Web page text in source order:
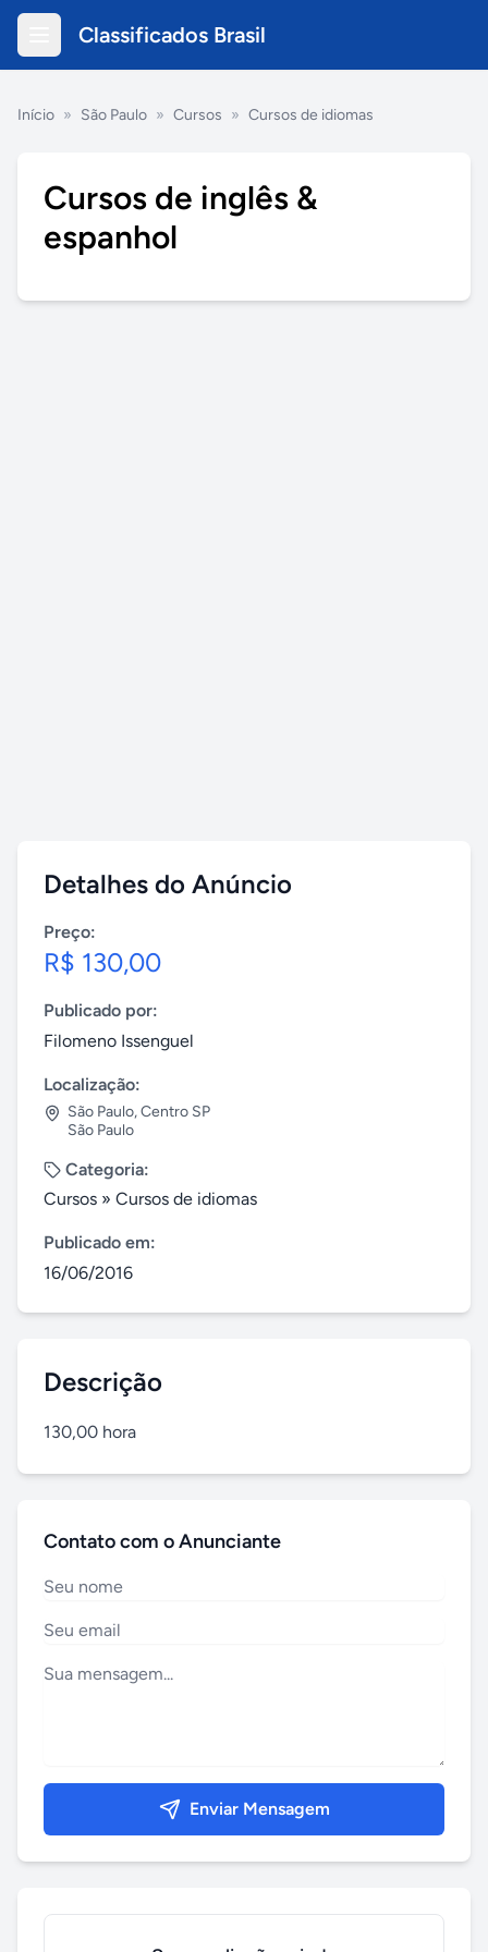
Classificados Brasil
Início » São Paulo » Cursos » Cursos de idiomas
Cursos de inglês &
espanhol
Detalhes do Anúncio
Preço:
R$ 130,00
Publicado por:
Filomeno Issenguel
Localização:
São Paulo,Centro SP
São Paulo
Categoria:
Cursos » Cursos de idiomas
Publicado em:
16/06/2016
Descrição
130,00 hora
Contato com o Anunciante
Enviar Mensagem